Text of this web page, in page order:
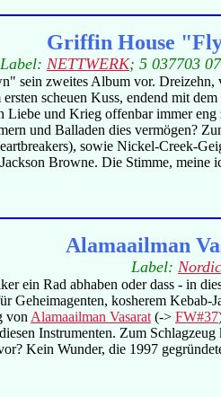
Griffin House
Label: NETTWERK; 5 037703
sein zweites Album vor. Dreizehn,
scheuen Kuss, endend mit
und Krieg offenbar immer
und Balladen dies vermögen?
sowie Nickel-Creek-
Browne. Die Stimme, meine
Alamaailman
Label:
ein Rad abhaben oder dass - in
kosherem
von Alamaailman Vasarat (-> FW#37
Instrumenten. Zum
Kein Wunder, die 1997